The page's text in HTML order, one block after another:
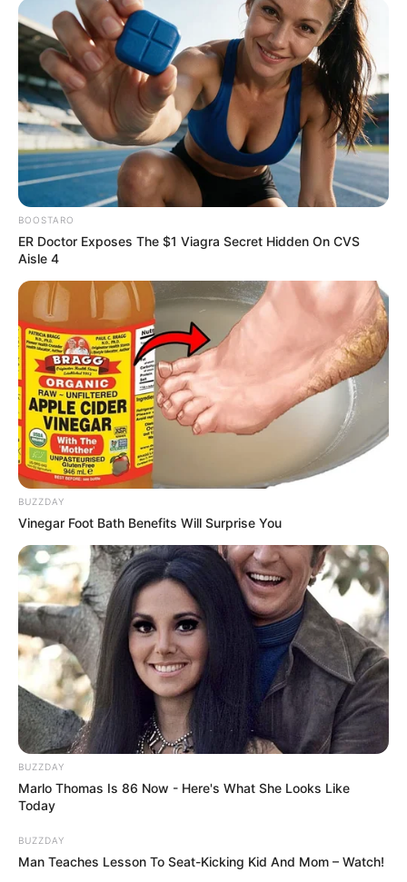
BOOSTARO
ER Doctor Exposes The $1 Viagra Secret Hidden On CVS
Aisle 4
BUZZDAY
Vinegar Foot Bath Benefits Will Surprise You
BUZZDAY
Marlo Thomas Is 86 Now - Here's What She Looks Like
Today
BUZZDAY
Man Teaches Lesson To Seat-Kicking Kid And Mom – Watch!